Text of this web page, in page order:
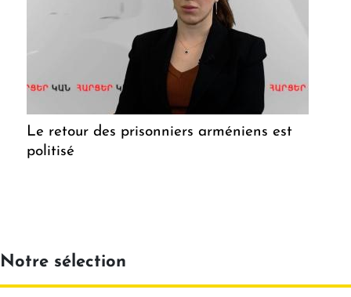
Le retour des prisonniers arméniens est
politisé
Notre sélection